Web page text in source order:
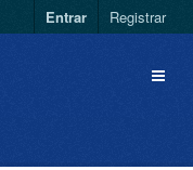
Entrar Registrar